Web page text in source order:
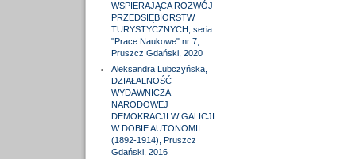
WSPIERAJĄCA ROZWÓJ
PRZEDSIĘBIORSTW
TURYSTYCZNYCH, seria
"Prace Naukowe" nr 7,
Pruszcz Gdański, 2020
Aleksandra Lubczyńska,
DZIAŁALNOŚĆ
WYDAWNICZA
NARODOWEJ
DEMOKRACJI W GALICJI
W DOBIE AUTONOMII
(1892-1914), Pruszcz
Gdański, 2016